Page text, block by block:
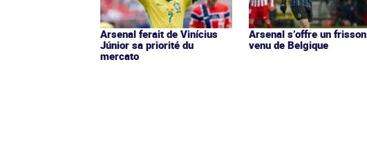
Arsenal ferait de Vinícius
Júnior sa priorité du
mercato
Arsenal s’offre un frisson
venu de Belgique